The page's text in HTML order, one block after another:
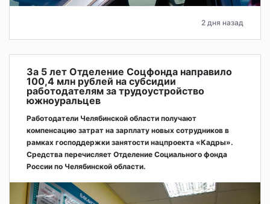
2 дня назад
За 5 лет Отделение Соцфонда направило
100,4 млн рублей на субсидии
работодателям за трудоустройство
южноуральцев
Работодатели Челябинской области получают
компенсацию затрат на зарплату новых сотрудников в
рамках господдержки занятости нацпроекта «Кадры».
Средства перечисляет Отделение Социального фонда
России по Челябинской области.